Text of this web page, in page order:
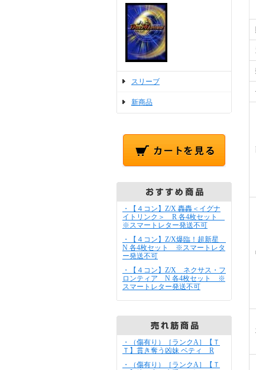
スリーブ
新商品
・【４コン】Z/X 轟轟＜イグナ
イトリンク＞ R 各4枚セット
※スマートレター発送不可
・【４コン】Z/X爆臨！超新星
N 各4枚セット ※スマートレタ
ー発送不可
・【４コン】Z/X ネクサス・フ
ロンティア N 各4枚セット ※
スマートレター発送不可
・（傷有り）［ランクA］【Ｔ
Ｔ】貫き奪う凶妹 ベティ R
・（傷有り）［ランクA］【Ｔ